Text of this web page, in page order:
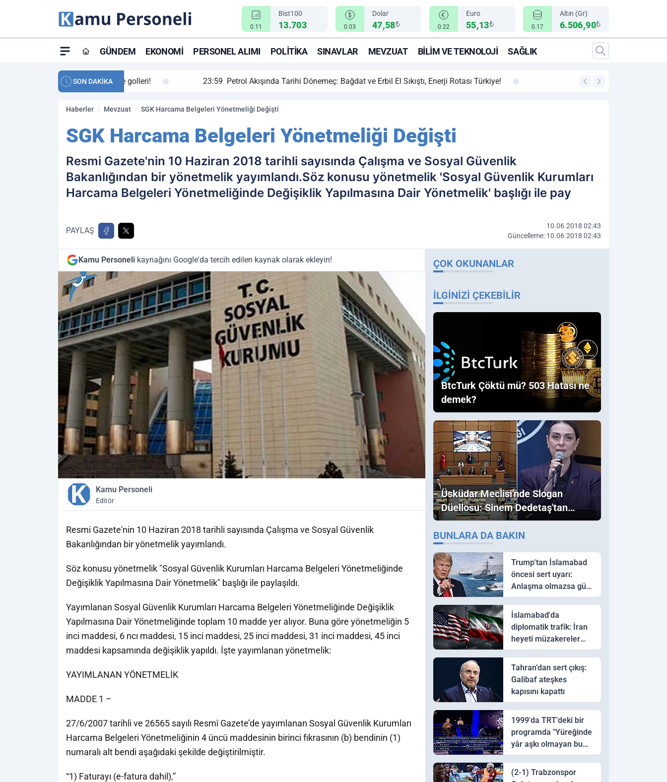
0.11
Bist100
13.703 0.03
Dolar
47,58₺ 0.22
Euro
55,13₺ 0.17
Altın (Gr)
6.506,90₺
GÜNDEM EKONOMI PERSONEL ALIMI POLITIKA SINAVLAR MEVZUAT BILIM VE TEKNOLOJI SAĞLIK
SON DAKİKA
maç özeti ve golleri! 23:59 Petrol Akışında Tarihi Dönemeç: Bağdat ve Erbil El Sıkıştı, Enerji Rotası Türkiye! 00:12
Haberler Mevzuat SGK Harcama Belgeleri Yönetmeliği Değişti
SGK Harcama Belgeleri Yönetmeliği Değişti
Resmi Gazete'nin 10 Haziran 2018 tarihli sayısında Çalışma ve Sosyal Güvenlik
Bakanlığından bir yönetmelik yayımlandı.Söz konusu yönetmelik 'Sosyal Güvenlik Kurumları
Harcama Belgeleri Yönetmeliğinde Değişiklik Yapılmasına Dair Yönetmelik' başlığı ile pay
PAYLAŞ
10.06.2018 02:43
Güncelleme: 10.06.2018 02:43
Kamu Personeli kaynağını Google'da tercih edilen kaynak olarak ekleyin!
Kamu Personeli
Editör
Resmi Gazete'nin 10 Haziran 2018 tarihli sayısında Çalışma ve Sosyal Güvenlik
Bakanlığından bir yönetmelik yayımlandı.
Söz konusu yönetmelik "Sosyal Güvenlik Kurumları Harcama Belgeleri Yönetmeliğinde
Değişiklik Yapılmasına Dair Yönetmelik" başlığı ile paylaşıldı.
Yayımlanan Sosyal Güvenlik Kurumları Harcama Belgeleri Yönetmeliğinde Değişiklik
Yapılmasına Dair Yönetmeliğinde toplam 10 madde yer alıyor. Buna göre yönetmeliğin 5
inci maddesi, 6 ncı maddesi, 15 inci maddesi, 25 inci maddesi, 31 inci maddesi, 45 inci
maddesi kapsamında değişiklik yapıldı. İşte yayımlanan yönetmelik:
YAYIMLANAN YÖNETMELİK
MADDE 1 –
27/6/2007 tarihli ve 26565 sayılı Resmî Gazete’de yayımlanan Sosyal Güvenlik Kurumları
Harcama Belgeleri Yönetmeliğinin 4 üncü maddesinin birinci fıkrasının (b) bendinin (1)
numaralı alt bendi aşağıdaki şekilde değiştirilmiştir.
“1) Faturayı (e-fatura dahil),”
ÇOK OKUNANLAR
İLGINIZI ÇEKEBILIR
BtcTurk Çöktü mü? 503 Hatası ne
demek?
Üsküdar Meclisi'nde Slogan
Düellosu: Sinem Dedetaş'tan
Ezber Bozan "Erdoğan" ve
"İmamoğlu" Çıkışı!
BUNLARA DA BAKIN
Trump'tan İslamabad
öncesi sert uyarı:
Anlaşma olmazsa güç
kullanırız
İslamabad'da
diplomatik trafik: İran
heyeti müzakereler
için Pakistan'a ulaştı
Tahran’dan sert çıkış:
Galibaf ateşkes
kapısını kapattı
1999'da TRT'deki bir
programda "Yüreğinde
yâr aşkı olmayan bu
sazı çalarsa tingirdatır"
sözünü söyleyen halk
ozanı hangisidir?
(2-1) Trabzonspor